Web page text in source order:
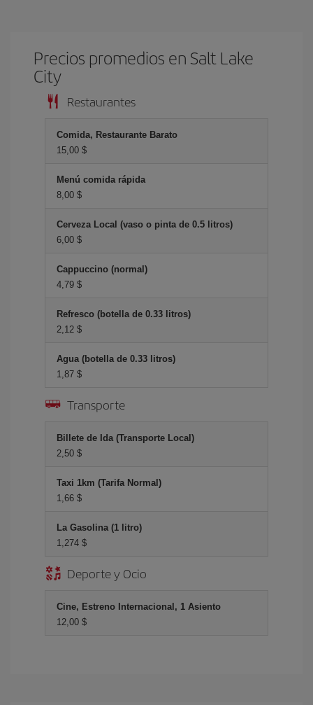
Precios promedios en Salt Lake
City
Restaurantes
Comida, Restaurante Barato
15,00 $
Menú comida rápida
8,00 $
Cerveza Local (vaso o pinta de 0.5 litros)
6,00 $
Cappuccino (normal)
4,79 $
Refresco (botella de 0.33 litros)
2,12 $
Agua (botella de 0.33 litros)
1,87 $
Transporte
Billete de Ida (Transporte Local)
2,50 $
Taxi 1km (Tarifa Normal)
1,66 $
La Gasolina (1 litro)
1,274 $
Deporte y Ocio
Cine, Estreno Internacional, 1 Asiento
12,00 $